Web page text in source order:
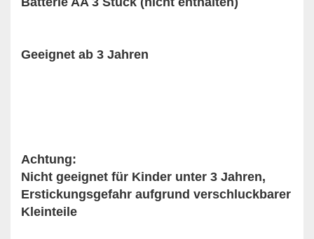
Geeignet ab 3 Jahren
Achtung:
Nicht geeignet für Kinder unter 3 Jahren,
Erstickungsgefahr aufgrund verschluckbarer
Kleinteile